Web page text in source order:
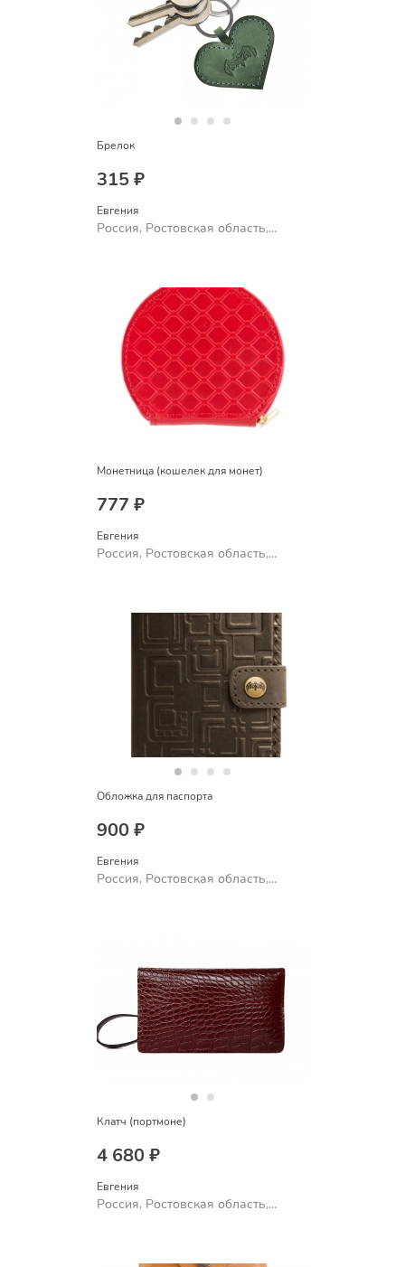
Брелок
315 ₽
Евгения
Россия, Ростовская область,
Монетница (кошелек для монет)
777 ₽
Евгения
Россия, Ростовская область,
Обложка для паспорта
900 ₽
Евгения
Россия, Ростовская область,
Клатч (портмоне)
4 680 ₽
Евгения
Россия, Ростовская область,